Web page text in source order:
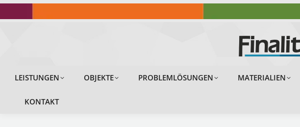
LEISTUNGEN OBJEKTE PROBLEMLÖSUNGEN MATERIALIEN
KONTAKT